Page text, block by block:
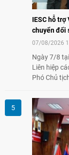
IESC hỗ
chuyển đổi
07/08/2026
Ngày 7/8
Liên hiệp
Phó Chủ
đổi về định
Nông
hướng tới
và mở rộng